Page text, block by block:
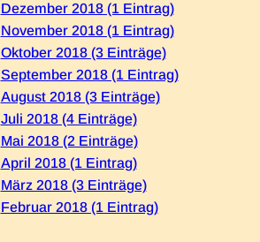
Dezember 2018 (1 Eintrag)
November 2018 (1 Eintrag)
Oktober 2018 (3 Einträge)
September 2018 (1 Eintrag)
August 2018 (3 Einträge)
Juli 2018 (4 Einträge)
Mai 2018 (2 Einträge)
April 2018 (1 Eintrag)
März 2018 (3 Einträge)
Februar 2018 (1 Eintrag)